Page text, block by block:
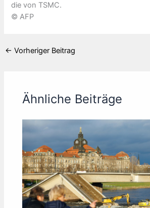
die von TSMC.
© AFP
← Vorheriger Beitrag
Ähnliche Beiträge